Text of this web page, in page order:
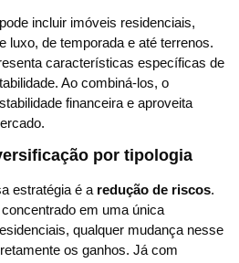
incluir imóveis residenciais,
luxo, de temporada e até terrenos.
características específicas de
Ao combiná-los, o
financeira e aproveita
por tipologia
estratégia é a redução de riscos.
em uma única
qualquer mudança nesse
os ganhos. Já com